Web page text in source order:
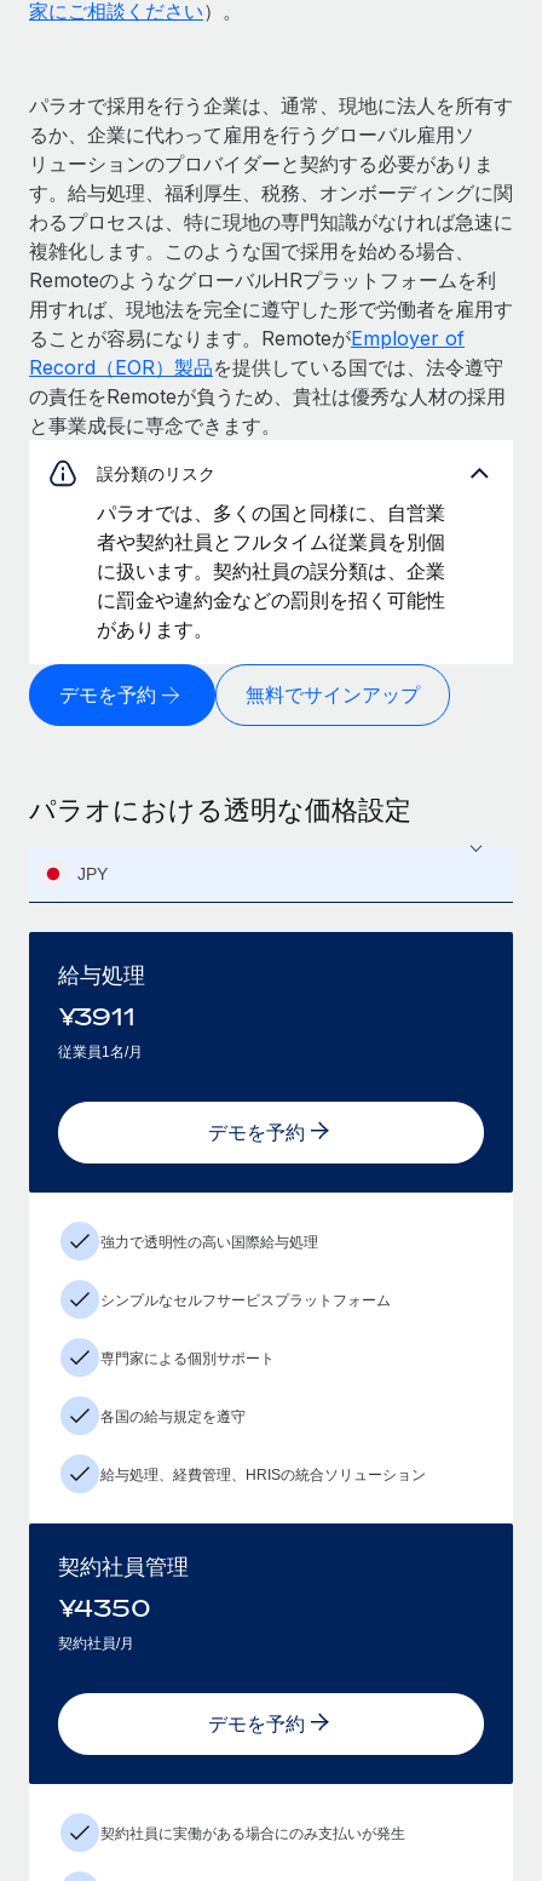
家にご相談ください）。
パラオで採用を行う企業は、通常、現地に法人を所有す
るか、企業に代わって雇用を行うグローバル雇用ソ
リューションのプロバイダーと契約する必要がありま
す。給与処理、福利厚生、税務、オンボーディングに関
わるプロセスは、特に現地の専門知識がなければ急速に
複雑化します。このような国で採用を始める場合、
RemoteのようなグローバルHRプラットフォームを利
用すれば、現地法を完全に遵守した形で労働者を雇用す
ることが容易になります。RemoteがEmployer of
Record（EOR）製品を提供している国では、法令遵守
の責任をRemoteが負うため、貴社は優秀な人材の採用
と事業成長に専念できます。
誤分類のリスク
パラオでは、多くの国と同様に、自営業
者や契約社員とフルタイム従業員を別個
に扱います。契約社員の誤分類は、企業
に罰金や違約金などの罰則を招く可能性
があります。
デモを予約 無料でサインアップ
パラオにおける透明な価格設定
JPY
給与処理
¥3911
従業員1名/月
デモを予約
強力で透明性の高い国際給与処理
シンプルなセルフサービスプラットフォーム
専門家による個別サポート
各国の給与規定を遵守
給与処理、経費管理、HRISの統合ソリューション
契約社員管理
¥4350
契約社員/月
デモを予約
契約社員に実働がある場合にのみ支払いが発生